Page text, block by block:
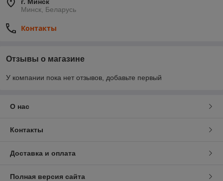
г. Минск
Минск, Беларусь
Контакты
Отзывы о магазине
У компании пока нет отзывов, добавьте первый
О нас
Контакты
Доставка и оплата
Полная версия сайта